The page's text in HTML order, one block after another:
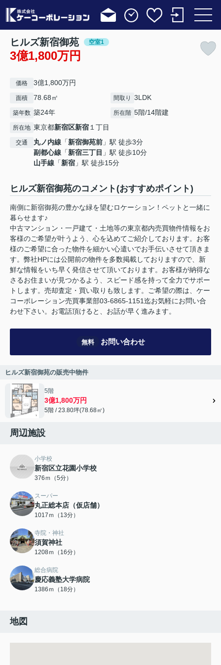
ヒルズ新宿御苑 空室1
3億1,800万円
価格 3億1,800万円
面積 78.68㎡ 間取り 3LDK
築年数 築24年 所在階 5階/14階建
所在地 東京都新宿区新宿 １丁目
交通 丸ノ内線 「新宿御苑前 」駅 徒歩3分
副都心線 「新宿三丁目 」駅 徒歩10分
山手線 「新宿 」駅 徒歩15分
ヒルズ新宿御苑のコメント(おすすめポイント)
南側に新宿御苑の豊かな緑を望むロケーション！ペットと一緒に
暮らせます♪
中古マンション・一戸建て・土地等の東京都内売買物件情報をお
客様のご希望が叶うよう、心を込めてご紹介しております。お客
様のご希望に合った物件を細かい心遣いでお手伝いさせて頂きま
す。弊社HPには公開前の物件を多数掲載しておりますので、新
鮮な情報をいち早く発信させて頂いております。お客様が納得な
さるお住まいが見つかるよう、スピード感を持って全力でサポー
トします。売却査定・買い取りも致します。ご希望の際は、ケー
コーポレーション売買事業部03-6865-1151迄お気軽にお問い合
わせ下さい。お電話頂けると、お話が早く進みます。
無料 お問い合わせ
ヒルズ新宿御苑の販売中物件
5階
3億1,800万円
5階 / 23.80坪(78.68㎡)
周辺施設
小学校
新宿区立花園小学校
376ｍ（5分）
スーパー
丸正総本店（仮店舗）
1017ｍ（13分）
寺院・神社
須賀神社
1208ｍ（16分）
総合病院
慶応義塾大学病院
1386ｍ（18分）
地図